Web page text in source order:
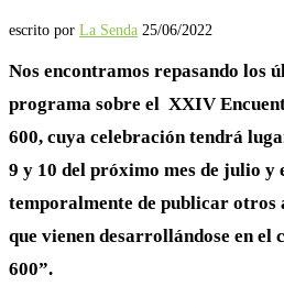
escrito por La Senda 25/06/2022
Nos encontramos repasando los
programa sobre el XXIV
600, cuya celebración tendrá
9 y 10 del próximo mes de julio y
temporalmente de publicar otros
que vienen desarrollándose en el
600”.